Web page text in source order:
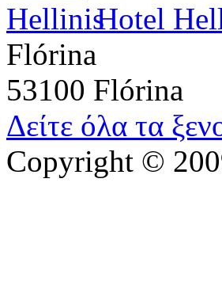
Hotel
Flórina
53100 Flórina
Δείτε όλα τα
Copyright ©